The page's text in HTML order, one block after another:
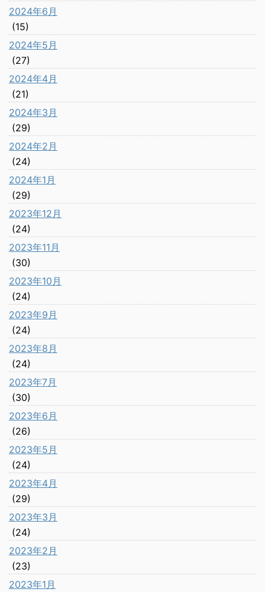
2024年6月
(15)
2024年5月
(27)
2024年4月
(21)
2024年3月
(29)
2024年2月
(24)
2024年1月
(29)
2023年12月
(24)
2023年11月
(30)
2023年10月
(24)
2023年9月
(24)
2023年8月
(24)
2023年7月
(30)
2023年6月
(26)
2023年5月
(24)
2023年4月
(29)
2023年3月
(24)
2023年2月
(23)
2023年1月